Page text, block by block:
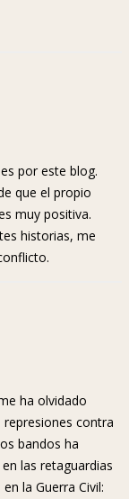
por este blog.
que el propio
muy positiva.
historias, me
ha olvidado
represiones contra
bandos ha
las retaguardias
la Guerra Civil: